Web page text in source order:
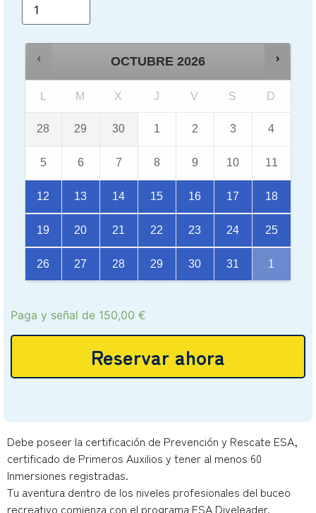
Debe poseer la certificación de Prevención y Rescate ESA,
certificado de Primeros Auxilios y tener al menos 60
Inmersiones registradas.
Tu aventura dentro de los niveles profesionales del buceo
recreativo comienza con el programa ESA Diveleader.
OCTUBRE 2026
M X J V S D
28 29 30 1 2 3 4
5 6 7 8 9 10 11
12 13 14 15 16 17 18
19 20 21 22 23 24 25
26 27 28 29 30 31 1
Paga y señal de 150,00 €
Reservar ahora